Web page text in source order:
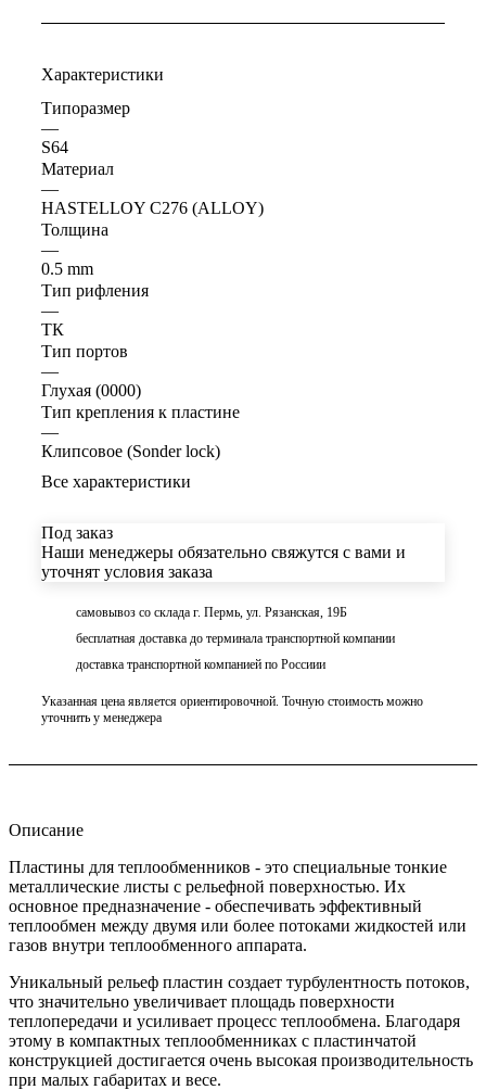
Характеристики
Типоразмер
—
S64
Материал
—
HASTELLOY C276 (ALLOY)
Толщина
—
0.5 mm
Тип рифления
—
ТК
Тип портов
—
Глухая (0000)
Тип крепления к пластине
—
Клипсовое (Sonder lock)
Все характеристики
Под заказ
Наши менеджеры обязательно свяжутся с вами и
уточнят условия заказа
самовывоз со склада г. Пермь, ул. Рязанская, 19Б
бесплатная доставка до терминала транспортной компании
доставка транспортной компанией по Россиии
Указанная цена является ориентировочной. Точную стоимость можно
уточнить у менеджера
Описание
Пластины для теплообменников - это специальные тонкие
металлические листы с рельефной поверхностью. Их
основное предназначение - обеспечивать эффективный
теплообмен между двумя или более потоками жидкостей или
газов внутри теплообменного аппарата.
Уникальный рельеф пластин создает турбулентность потоков,
что значительно увеличивает площадь поверхности
теплопередачи и усиливает процесс теплообмена. Благодаря
этому в компактных теплообменниках с пластинчатой
конструкцией достигается очень высокая производительность
при малых габаритах и весе.